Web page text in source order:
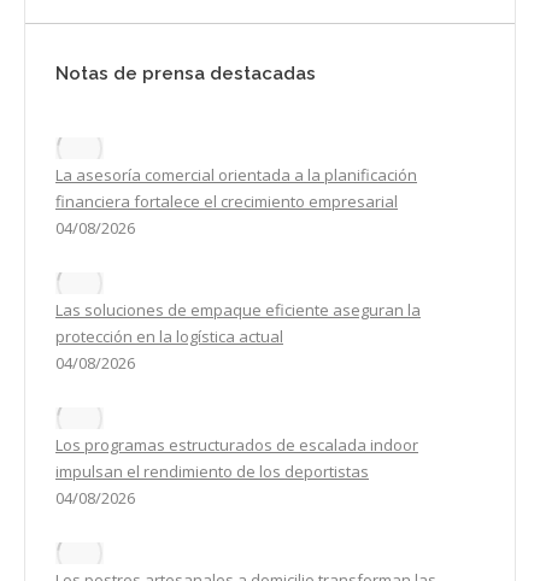
Notas de prensa destacadas
La asesoría comercial orientada a la planificación
financiera fortalece el crecimiento empresarial
04/08/2026
Las soluciones de empaque eficiente aseguran la
protección en la logística actual
04/08/2026
Los programas estructurados de escalada indoor
impulsan el rendimiento de los deportistas
04/08/2026